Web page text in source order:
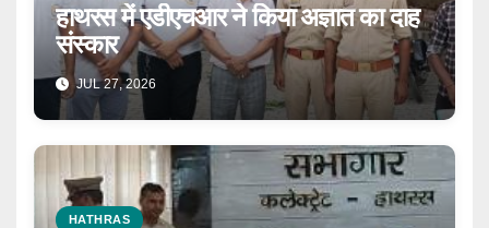
हाथरस में एडीएचआर ने किया अज्ञात का दाह
संस्कार
JUL 27, 2026
HATHRAS